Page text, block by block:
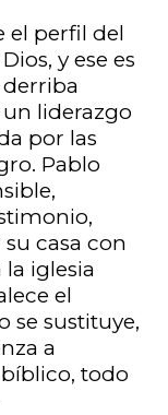
el perfil del
y ese es
liderazgo
por las
Pablo
casa con
iglesia
el
se sustituye,
a
todo